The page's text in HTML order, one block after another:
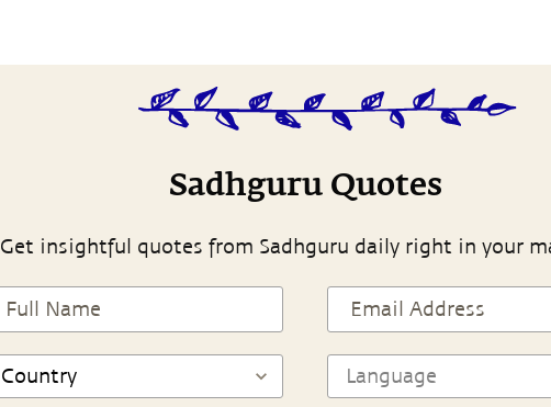
Sadhguru Quotes
Get insightful quotes from Sadhguru daily right in your